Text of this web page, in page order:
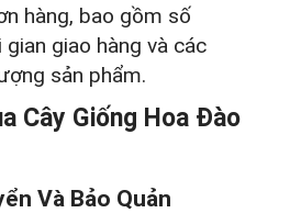
hàng, bao gồm số
giao hàng và các
sản phẩm.
Cây Giống Hoa Đào
Và Bảo Quản